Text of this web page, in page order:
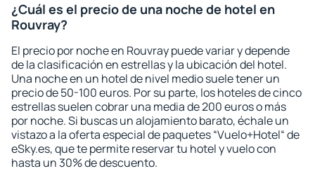
¿Cuál es el precio de una noche de hotel en
Rouvray?
El precio por noche en Rouvray puede variar y depende
de la clasificación en estrellas y la ubicación del hotel.
Una noche en un hotel de nivel medio suele tener un
precio de 50-100 euros. Por su parte, los hoteles de cinco
estrellas suelen cobrar una media de 200 euros o más
por noche. Si buscas un alojamiento barato, échale un
vistazo a la oferta especial de paquetes “Vuelo+Hotel“ de
eSky.es, que te permite reservar tu hotel y vuelo con
hasta un 30% de descuento.